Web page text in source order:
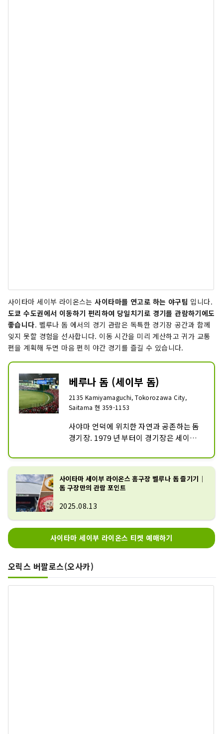
사이타마 세이부 라이온스는사이타마를 연고로 하는 야구팀 입니다.
도쿄 수도권에서 이동하기 편리하여 당일치기로 경기를 관람하기에도
좋습니다. 벨루나 돔 에서의 경기 관람은 독특한 경기장 공간과 함께
잊지 못할 경험을 선사합니다. 이동 시간을 미리 계산하고 귀가 교통
편을 계획해 두면 마음 편히 야간 경기를 즐길 수 있습니다.
베루나 돔 (세이부 돔)
2135 Kamiyamaguchi, Tokorozawa City,
Saitama 현 359-1153
사야마 언덕에 위치한 자연과 공존하는 돔
경기장. 1979 년 부터이 경기장은 세이부
리그 역사상 유명한 경기가 열렸습니다.
년 3 월에 주요 리노베이션이 완료되었습
니다. 다양한 재미있는 것들로 가득 찬 야
구장으로 팬들에게 인기가 있습니다.
사이타마 세이부 라이온스 홈구장 벨루나 돔 즐기기｜
돔 구장만의 관람 포인트
2025.08.13
사이타마 세이부 라이온스 티켓 예매하기
오릭스 버팔로스(오사카)